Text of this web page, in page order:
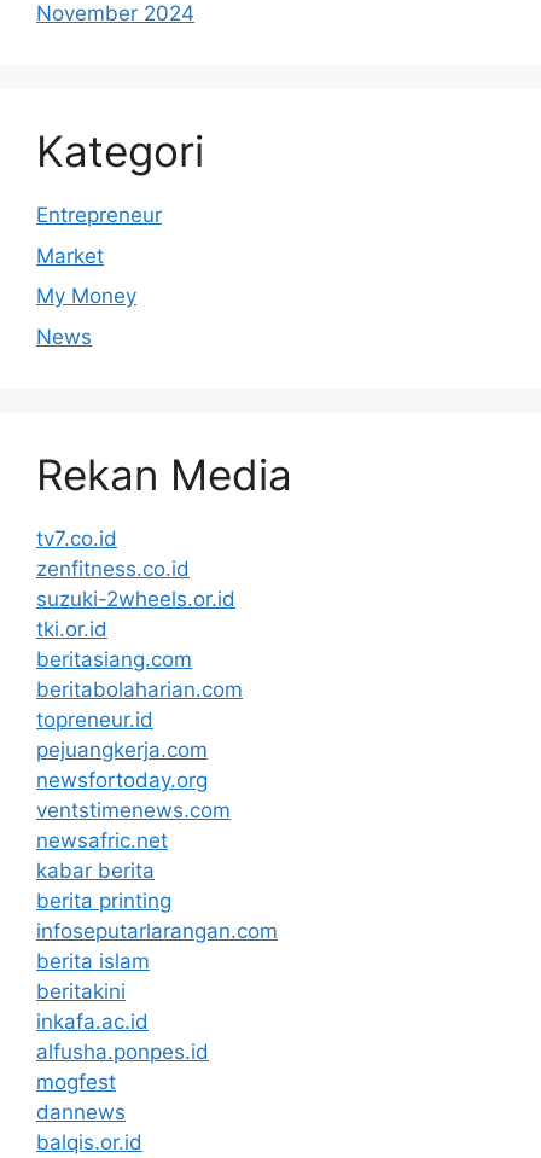
November 2024
Kategori
Entrepreneur
Market
My Money
News
Rekan Media
tv7.co.id
zenfitness.co.id
suzuki-2wheels.or.id
tki.or.id
beritasiang.com
beritabolaharian.com
topreneur.id
pejuangkerja.com
newsfortoday.org
ventstimenews.com
newsafric.net
kabar berita
berita printing
infoseputarlarangan.com
berita islam
beritakini
inkafa.ac.id
alfusha.ponpes.id
mogfest
dannews
balqis.or.id